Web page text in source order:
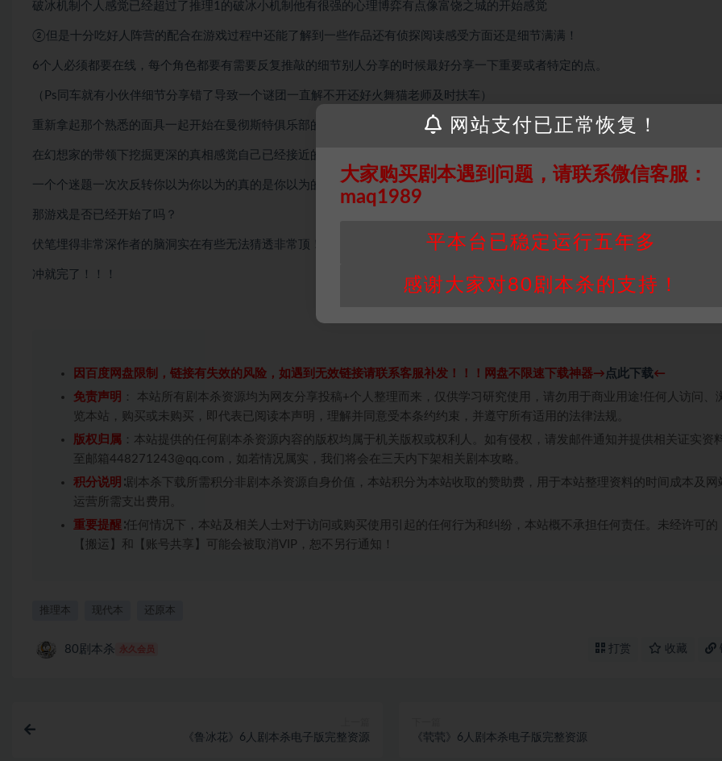
破冰机制个人感觉已经超过了推理1的破冰小机制他有很强的心理博弈有点像富饶之城的开始感觉
②但是十分吃好人阵营的配合在游戏过程中还能了解到一些作品还有侦探阅读感受方面还是细节满满！
6个人必须都要在线，每个角色都要有需要反复推敲的细节别人分享的时候最好分享一下重要或者特定的点。
（Ps同车就有小伙伴细节分享错了导致一个谜团一直解不开还好火舞猫老师及时扶车）
重新拿起那个熟悉的面具一起开始在曼彻斯特俱乐部的游戏
在幻想家的带领下挖掘更深的真相感觉自己已经接近的时候发现自己不过是幻想
一个个迷题一次次反转你以为你以为的真的是你以为的吗？
那游戏是否已经开始了吗？
伏笔埋得非常深作者的脑洞实在有些无法猜透非常顶！
冲就完了！！！
因百度网盘限制，链接有失效的风险，如遇到无效链接请联系客服补发！！！网盘不限速下载神器→ 点此下载←
免责声明 ： 本站所有剧本杀资源均为网友分享投稿+个人整理而来，仅供学习研究使用，请勿用于商业用途!任何人访问、
览本站，购买或未购买，即代表已阅读本声明，理解并同意受本条约约束，并遵守所有适用的法律法规。
版权归属 ：本站提供的任何剧本杀资源内容的版权均属于机关版权或权利人。如有侵权，请发邮件通知并提供相关证实资
至邮箱448271243@qq.com，如若情况属实，我们将会在三天内下架相关剧本攻略。
积分说明 ∶剧本杀下载所需积分非剧本杀资源自身价值，本站积分为本站收取的赞助费，用于本站整理资料的时间成本及网
运营所需支出费用。
重要提醒 ∶任何情况下，本站及相关人士对于访问或购买使用引起的任何行为和纠纷，本站概不承担任何责任。未经许可的
【搬运】和【账号共享】可能会被取消VIP，恕不另行通知！
推理本 现代本 还原本
80剧本杀 永久会员 打赏 收藏
《鲁冰花》6人剧本杀电子版完整资源 《茕茕》6人剧本杀电子版完整资源
网站支付已正常恢复！
大家购买剧本遇到问题，请联系微信客服：
maq1989
平本台已稳定运行五年多
感谢大家对80剧本杀的支持！